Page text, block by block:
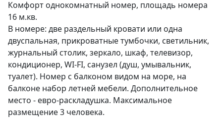
Комфорт однокомнатный номер, площадь номера
16 м.кв.
В номере: две раздельный кровати или одна
двуспальная, прикроватные тумбочки, светильник,
журнальный столик, зеркало, шкаф, телевизор,
кондиционер, WI-FI, санузел (душ, умывальник,
туалет). Номер с балконом видом на море, на
балконе набор летней мебели. Дополнительное
место - евро-раскладушка. Максимальное
размещение 3 человека.